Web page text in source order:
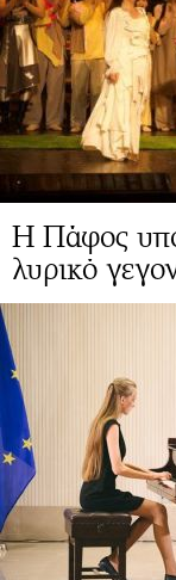
Η Πάφος
λυρικό